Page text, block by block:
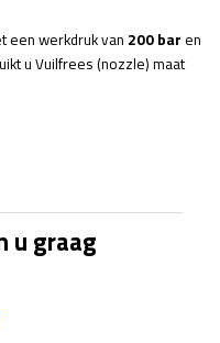
een werkdruk van 200 bar en
u Vuilfrees (nozzle) maat
u graag